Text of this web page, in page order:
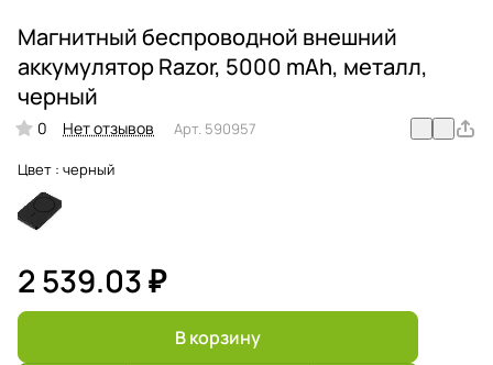
Магнитный беспроводной внешний
аккумулятор Razor, 5000 mAh, металл,
черный
0 Нет отзывов Арт. 590957
Цвет : черный
2 539.03 ₽
В корзину